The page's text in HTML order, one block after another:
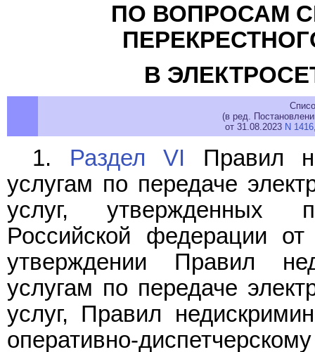
ПО ВОПРОСАМ
В
(в ред.
от 31.08.2023 N 1416
1. Раздел VI Правил
услугам по передаче
услуг, утвержденных
Российской федерации
утверждении Правил
услугам по передаче
услуг, Правил
оперативно-